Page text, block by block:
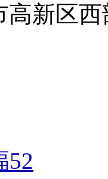
新区西
52